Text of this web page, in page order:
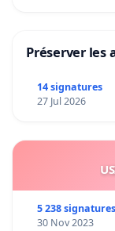
Préserver les
14 signatures
27 Jul 2026
5 238 signatures
30 Nov 2023